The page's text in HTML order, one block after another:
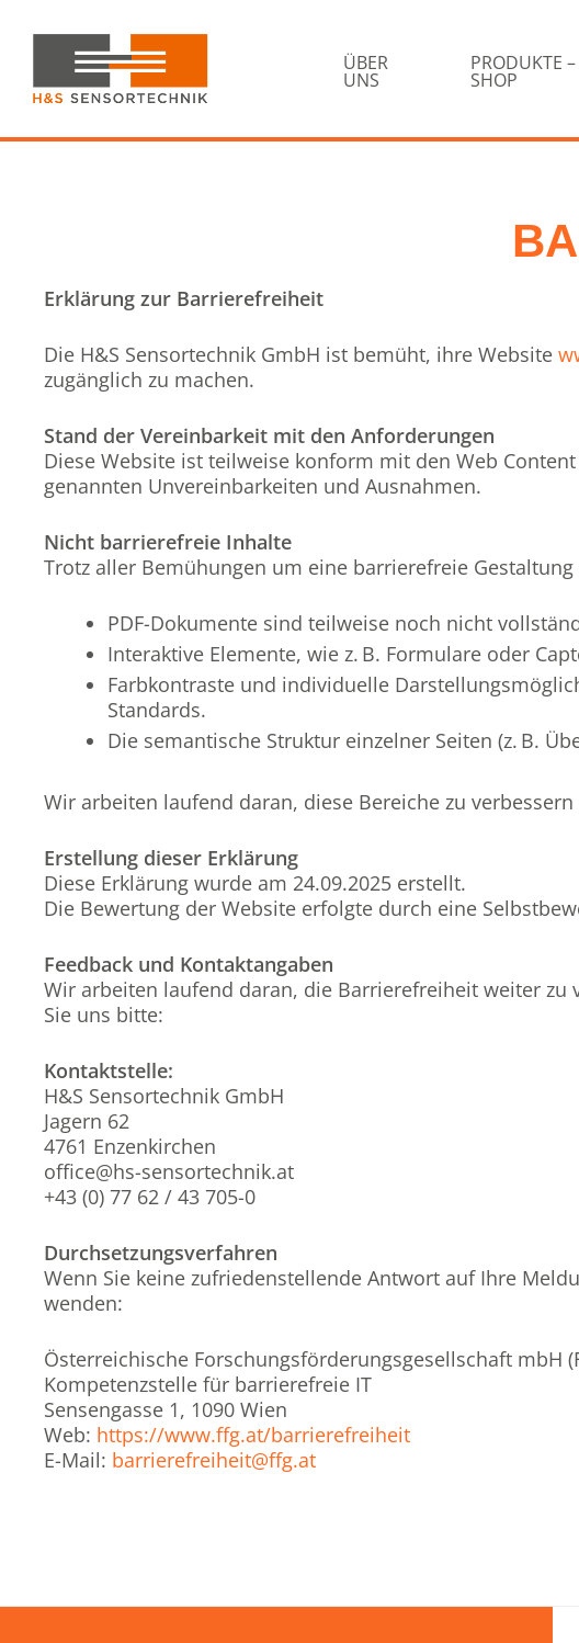
Hauptnavigation
springen
to
content
Sensortechnik
ÜBER
UNS
PRODUKTE –
SHOP
Erklärung zur Barrierefreiheit
Die H&S Sensortechnik GmbH ist bemüht, ihre Website
zugänglich zu machen.
Stand der Vereinbarkeit mit den Anforderungen
Diese Website ist teilweise konform mit den Web
genannten Unvereinbarkeiten und Ausnahmen.
Nicht barrierefreie Inhalte
Trotz aller Bemühungen um eine barrierefreie
PDF-Dokumente sind teilweise noch nicht
Interaktive Elemente, wie z. B. Formulare oder
Farbkontraste und individuelle
Standards.
Die semantische Struktur einzelner Seiten (z. B.
Wir arbeiten laufend daran, diese Bereiche zu
Erstellung dieser Erklärung
Diese Erklärung wurde am 24.09.2025 erstellt.
Die Bewertung der Website erfolgte durch eine
Feedback und Kontaktangaben
Wir arbeiten laufend daran, die Barrierefreiheit weiter
Sie uns bitte:
Kontaktstelle:
H&S Sensortechnik GmbH
Jagern 62
4761 Enzenkirchen
office@hs-sensortechnik.at
+43 (0) 77 62 / 43 705-0
Durchsetzungsverfahren
Wenn Sie keine zufriedenstellende Antwort auf Ihre
wenden:
Österreichische Forschungsförderungsgesellschaft mbH
Kompetenzstelle für barrierefreie IT
Sensengasse 1, 1090 Wien
Web: https://www.ffg.at/barrierefreiheit
E-Mail: barrierefreiheit@ffg.at